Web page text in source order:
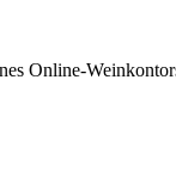
Online-